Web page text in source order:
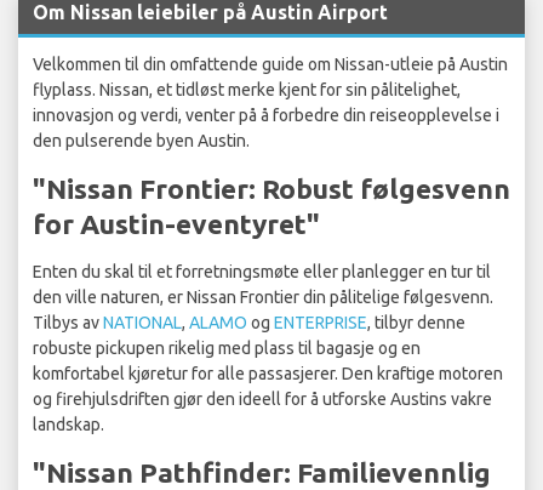
Om Nissan leiebiler på Austin Airport
Velkommen til din omfattende guide om Nissan-utleie på Austin
flyplass. Nissan, et tidløst merke kjent for sin pålitelighet,
innovasjon og verdi, venter på å forbedre din reiseopplevelse i
den pulserende byen Austin.
"Nissan Frontier: Robust følgesvenn
for Austin-eventyret"
Enten du skal til et forretningsmøte eller planlegger en tur til
den ville naturen, er Nissan Frontier din pålitelige følgesvenn.
Tilbys avNATIONAL, ALAMO og ENTERPRISE, tilbyr denne
robuste pickupen rikelig med plass til bagasje og en
komfortabel kjøretur for alle passasjerer. Den kraftige motoren
og firehjulsdriften gjør den ideell for å utforske Austins vakre
landskap.
"Nissan Pathfinder: Familievennlig